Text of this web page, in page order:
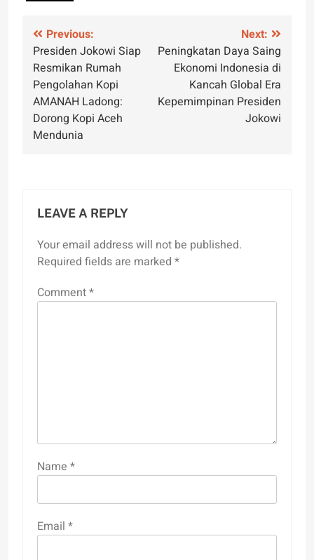
Post
navigation
Previous:
Presiden Jokowi Siap
Resmikan Rumah
Pengolahan Kopi
AMANAH Ladong:
Dorong Kopi Aceh
Mendunia
Next:
Peningkatan Daya Saing
Ekonomi Indonesia di
Kancah Global Era
Kepemimpinan Presiden
Jokowi
LEAVE A REPLY
Your email address will not be published.
Required fields are marked *
Comment*
Name *
Email *